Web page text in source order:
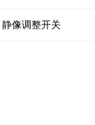
静像调整开关